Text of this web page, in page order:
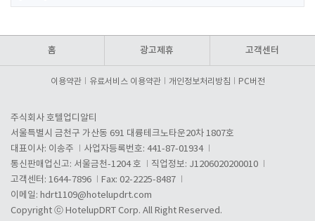
홈 광고제휴 고객센터
이용약관 유료서비스 이용약관 개인정보처리방침 PC버전
주식회사 호텔업디알티
서울특별시 금천구 가산동 691 대륭테크노타운20차 1807호
대표이사: 이송주
사업자등록번호: 441-87-01934
통신판매업신고: 서울금천-1204 호
직업정보: J1206020200010
고객센터: 1644-7896
Fax: 02-2225-8487
이메일: hdrt1109@hotelupdrt.com
Copyright ⓒ HotelupDRT Corp. All Right Reserved.